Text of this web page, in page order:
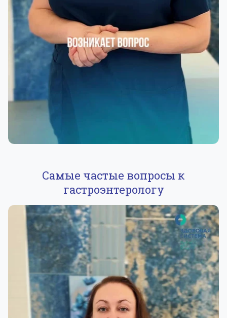
Самые частые вопросы к
гастроэнтерологу